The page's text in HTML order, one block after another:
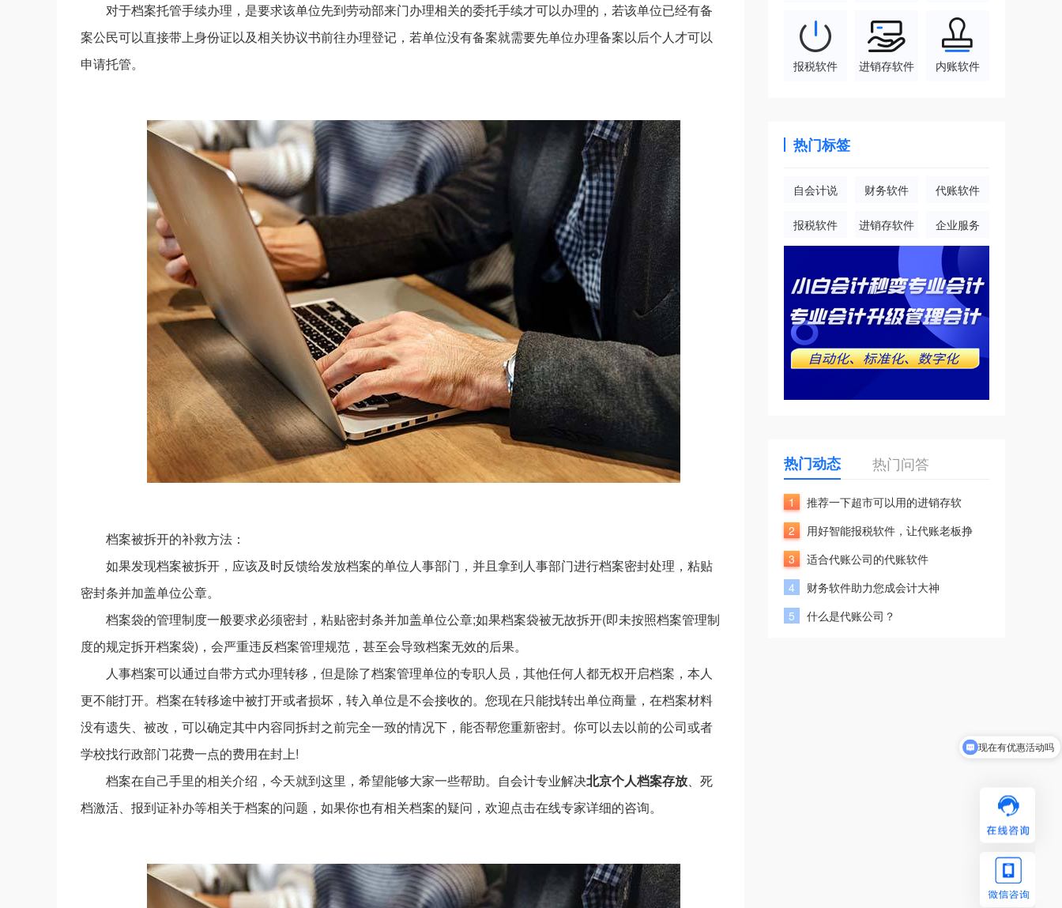
对于档案托管手续办理，是要求该单位先到劳动部来门办理相关的委托手续才可以办理的，若该单位已经有备
案公民可以直接带上身份证以及相关协议书前往办理登记，若单位没有备案就需要先单位办理备案以后个人才可以
申请托管。
档案被拆开的补救方法：
如果发现档案被拆开，应该及时反馈给发放档案的单位人事部门，并且拿到人事部门进行档案密封处理，粘贴
密封条并加盖单位公章。
档案袋的管理制度一般要求必须密封，粘贴密封条并加盖单位公章;如果档案袋被无故拆开(即未按照档案管理制
度的规定拆开档案袋)，会严重违反档案管理规范，甚至会导致档案无效的后果。
人事档案可以通过自带方式办理转移，但是除了档案管理单位的专职人员，其他任何人都无权开启档案，本人
更不能打开。档案在转移途中被打开或者损坏，转入单位是不会接收的。您现在只能找转出单位商量，在档案材料
没有遗失、被改，可以确定其中内容同拆封之前完全一致的情况下，能否帮您重新密封。你可以去以前的公司或者
学校找行政部门花费一点的费用在封上!
档案在自己手里的相关介绍，今天就到这里，希望能够大家一些帮助。自会计专业解决北京个人档案存放、死
档激活、报到证补办等相关于档案的问题，如果你也有相关档案的疑问，欢迎点击在线专家详细的咨询。
报税软件 进销存软件 内账软件
热门标签
自会计说 财务软件 代账软件
报税软件 进销存软件 企业服务
热门动态 热门问答
1
推荐一下超市可以用的进销存软
2
用好智能报税软件，让代账老板挣
3
适合代账公司的代账软件
4
财务软件助力您成会计大神
5
什么是代账公司？
现在有优惠活动吗